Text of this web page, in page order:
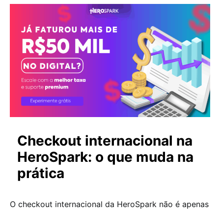
Checkout internacional na
HeroSpark: o que muda na
prática
O checkout internacional da HeroSpark não é apenas